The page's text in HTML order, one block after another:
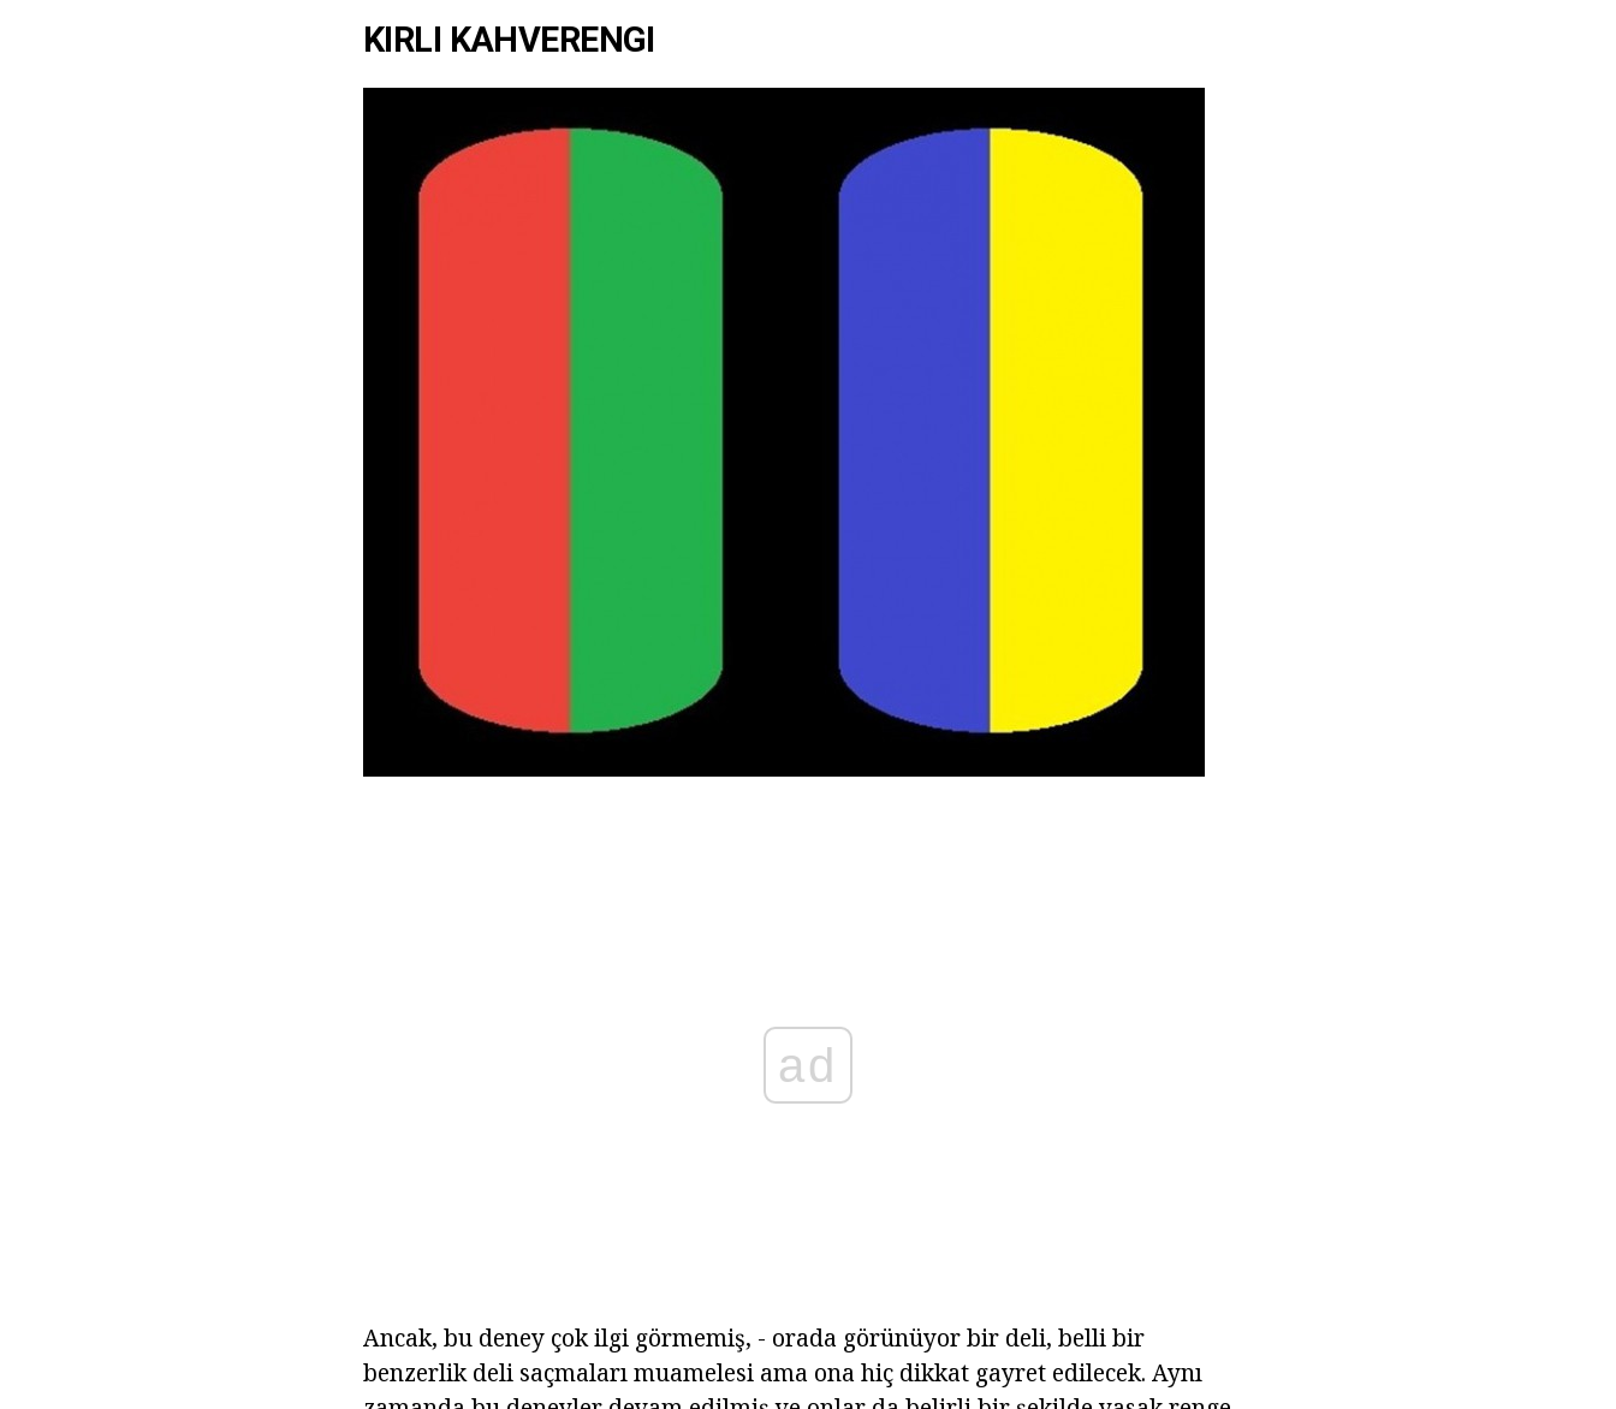
KIRLI KAHVERENGI
ad
Ancak, bu deney çok ilgi görmemiş, - orada görünüyor bir deli, belli bir
benzerlik deli saçmaları muamelesi ama ona hiç dikkat gayret edilecek. Aynı